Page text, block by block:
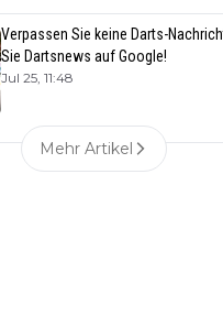
Verpassen Sie keine Darts-
Sie Dartsnews auf Google!
Jul 25, 11:48
Mehr Artikel